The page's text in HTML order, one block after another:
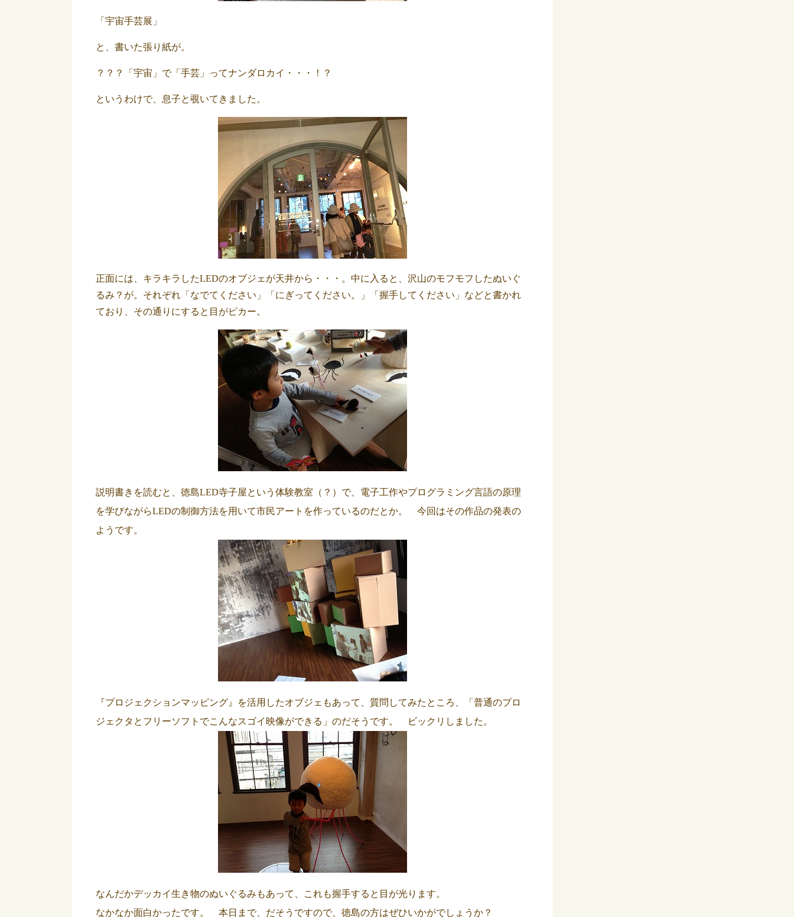
「宇宙手芸展」
と、書いた張り紙が。
？？？「宇宙」で「手芸」ってナンダロカイ・・・！？
というわけで、息子と覗いてきました。
正面には、キラキラしたLEDのオブジェが天井から・・・。中に入ると、沢山のモフモフしたぬいぐ
るみ？が。 それぞれ「なでてください」「にぎってください。」「握手してください」などと書かれ
ており、その通りにすると目がピカー。
説明書きを読むと、徳島LED寺子屋という体験教室（？）で、電子工作やプログラミング言語の原理
を学びながらLEDの制御方法を用いて市民アートを作っているのだとか。 今回はその作品の発表の
ようです。
『プロジェクションマッピング』を活用したオブジェもあって、質問してみたところ、「普通のプロ
ジェクタとフリーソフトでこんなスゴイ映像ができる」のだそうです。 ビックリしました。
なんだかデッカイ生き物のぬいぐるみもあって、これも握手すると目が光ります。
なかなか面白かったです。 本日まで、だそうですので、徳島の方はぜひいかがでしょうか？